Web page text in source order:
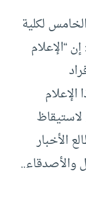
لكلية
“الإعلام
لاستيقاظ
الأخبار
والأصدقاء..